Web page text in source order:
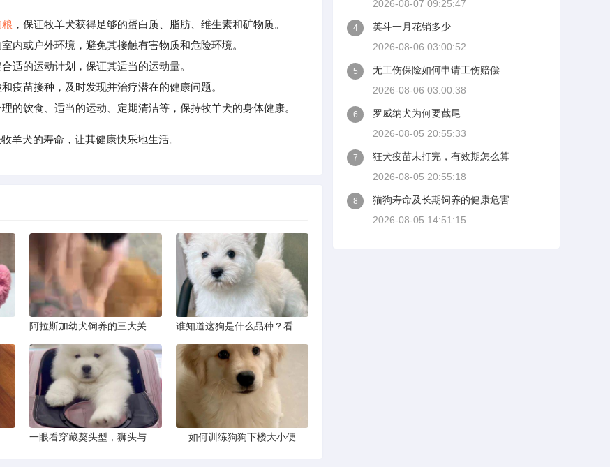
，保证牧羊犬获得足够的蛋白质、脂肪、维生素和矿物质。
或户外环境，避免其接触有害物质和危险环境。
的运动计划，保证其适当的运动量。
苗接种，及时发现并治疗潜在的健康问题。
饮食、适当的运动、定期清洁等，保持牧羊犬的身体健康。
羊犬的寿命，让其健康快乐地生活。
如何训练狗狗下楼大小便
2026-08-07 09:25:47
4
英斗一月花销多少
2026-08-06 03:00:52
5
无工伤保险如何申请工伤赔偿
2026-08-06 03:00:38
6
罗威纳犬为何要截尾
2026-08-05 20:55:33
7
狂犬疫苗未打完，有效期怎么算
2026-08-05 20:55:18
8
猫狗寿命及长期饲养的健康危害
2026-08-05 14:51:15